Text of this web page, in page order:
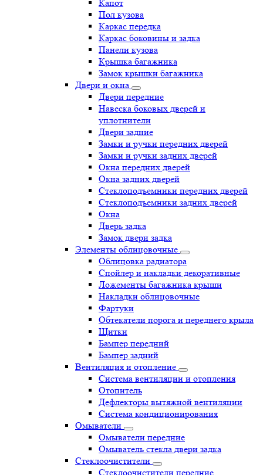
Капот
Пол кузова
Каркас передка
Каркас боковины и задка
Панели кузова
Крышка багажника
Замок крышки багажника
Двери и окна
Двери передние
Навеска боковых дверей и
уплотнители
Двери задние
Замки и ручки передних дверей
Замки и ручки задних дверей
Окна передних дверей
Окна задних дверей
Стеклоподъемники передних дверей
Стеклоподъемники задних дверей
Окна
Дверь задка
Замок двери задка
Элементы облицовочные
Облицовка радиатора
Спойлер и накладки декоративные
Ложементы багажника крыши
Накладки облицовочные
Фартуки
Обтекатели порога и переднего крыла
Щитки
Бампер передний
Бампер задний
Вентиляция и отопление
Система вентиляции и отопления
Отопитель
Дефлекторы вытяжной вентиляции
Система кондиционирования
Омыватели
Омыватели передние
Омыватель стекла двери задка
Стеклоочистители
Стеклоочистители передние